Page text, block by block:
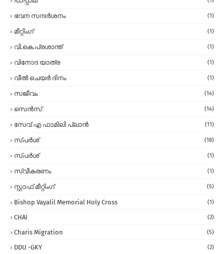
ഭവന സന്ദര്‍ശനം (1)
മീറ്റിംഗ് (1)
വി.കെ.പ്രശാന്ത് (1)
വിനോദ യാത്ര (1)
വീല്‍ ചെയര്‍ ദിനം (1)
സജീവം (14)
സെന്‍സ് (14)
സേവ് എ ഫാമിലി പ്ലാന്‍ (11)
സ്പര്‍ശ് (18)
സ്പർശ് (1)
സ്വീകരണം (1)
സ്റ്റാഫ് മീറ്റിംഗ് (5)
Bishop Vayalil Memorial Holy Cross (1)
CHAI (2)
Charis Migration (5)
DDU -GKY (2)